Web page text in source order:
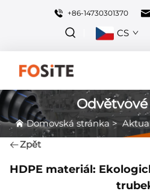
+86-14730301370
CS
Domovská stránka >
Zpět
HDPE materiál: